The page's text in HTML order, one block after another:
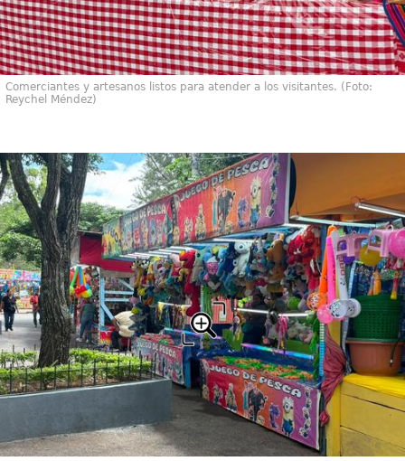
Comerciantes y artesanos listos para atender a los visitantes. (Foto:
Reychel Méndez)